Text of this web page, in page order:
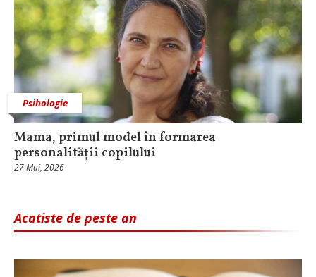
Psihologie
Mama, primul model în formarea
personalității copilului
27 Mai, 2026
Acatiste de peste an